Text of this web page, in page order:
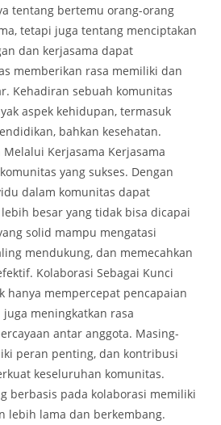
tentang bertemu orang-orang
tetapi juga tentang menciptakan
dan kerjasama dapat
memberikan rasa memiliki dan
Kehadiran sebuah komunitas
aspek kehidupan, termasuk
bahkan kesehatan.
Kerjasama Kerjasama
yang sukses. Dengan
dalam komunitas dapat
besar yang tidak bisa dicapai
solid mampu mengatasi
mendukung, dan memecahkan
Kolaborasi Sebagai Kunci
hanya mempercepat pencapaian
meningkatkan rasa
antar anggota. Masing-
peran penting, dan kontribusi
keseluruhan komunitas.
berbasis pada kolaborasi memiliki
lebih lama dan berkembang.